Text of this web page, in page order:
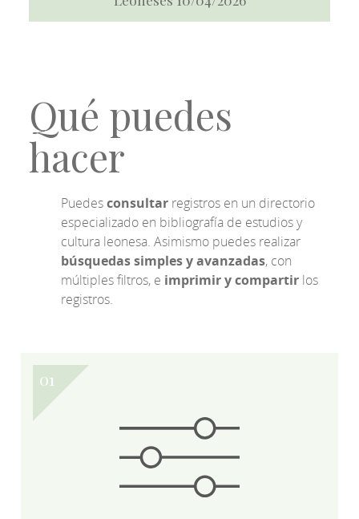
Qué puedes
hacer
Puedesconsultar registros en un directorio
especializado en bibliografía de estudios y
cultura leonesa. Asimismo puedes realizar
búsquedas simples y avanzadas, con
múltiples filtros, e imprimir y compartir los
registros.